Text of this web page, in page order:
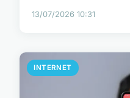
13/07/2026 10:31
INTERNET